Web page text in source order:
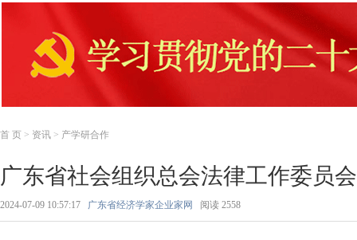
首 页 > 资讯 > 产学研合作
广东省社会组织总会法律工作委员
2024-07-09 10:57:17 广东省经济学家企业家网 阅读 2558